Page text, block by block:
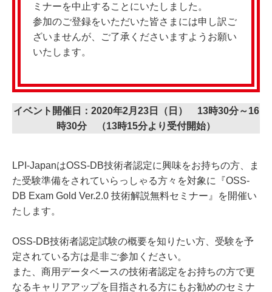
ミナーを中止することにいたしました。
参加のご登録をいただいた皆さまには申し訳ご
ざいませんが、ご了承くださいますようお願い
いたします。
イベント開催日：2020年2月23日（日） 13時30分～16
時30分 （13時15分より受付開始）
LPI-JapanはOSS-DB技術者認定に興味をお持ちの方、ま
た受験準備をされていらっしゃる方々を対象に『OSS-
DB Exam Gold Ver.2.0 技術解説無料セミナー』を開催い
たします。
OSS-DB技術者認定試験の概要を知りたい方、受験を予
定されている方は是非ご参加ください。
また、商用データベースの技術者認定をお持ちの方で更
なるキャリアアップを目指される方にもお勧めのセミナ